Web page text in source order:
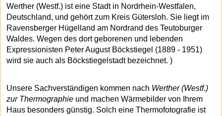
Werther (Westf.) ist eine Stadt in Nordrhein-Westfalen,
Deutschland, und gehört zum Kreis Gütersloh. Sie liegt im
Ravensberger Hügelland am Nordrand des Teutoburger
Waldes. Wegen des dort geborenen und lebenden
Expressionisten Peter August Böckstiegel (1889 - 1951)
wird sie auch als Böckstiegelstadt bezeichnet. )
Unsere Sachverständigen kommen nach Werther (Westf.)
zur Thermographie und machen Wärmebilder von Ihrem
Haus besonders günstig. Solch eine Thermofotografie ist